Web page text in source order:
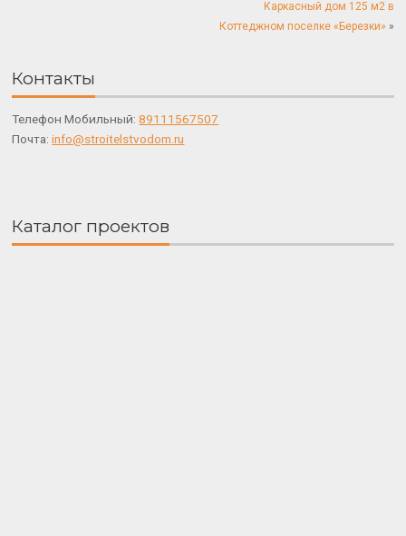
Каркасный дом 125 м2 в
Коттеджном поселке «Березки» »
Контакты
Телефон Мобильный:89111567507
Почта:info@stroitelstvodom.ru
Каталог проектов